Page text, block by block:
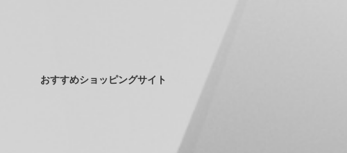
おすすめショッピングサイト